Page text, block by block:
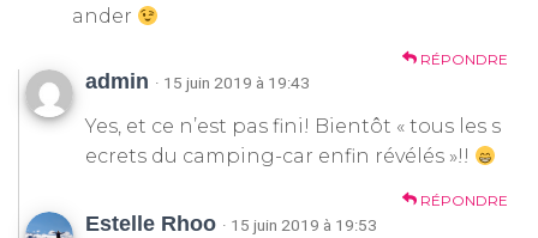
ander
RÉPONDRE
admin · 15 juin 2019 à 19:43
Yes, et ce n’est pas fini! Bientôt « tous les s
ecrets du camping-car enfin révélés »!!
RÉPONDRE
Estelle Rhoo · 15 juin 2019 à 19:53